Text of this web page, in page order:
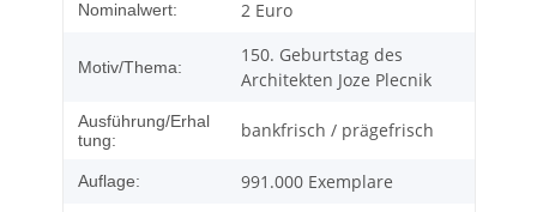
Nominalwert: 2 Euro
Motiv/Thema:
150. Geburtstag des
Architekten Joze Plecnik
Ausführung/Erhal
tung:
bankfrisch / prägefrisch
Auflage: 991.000 Exemplare